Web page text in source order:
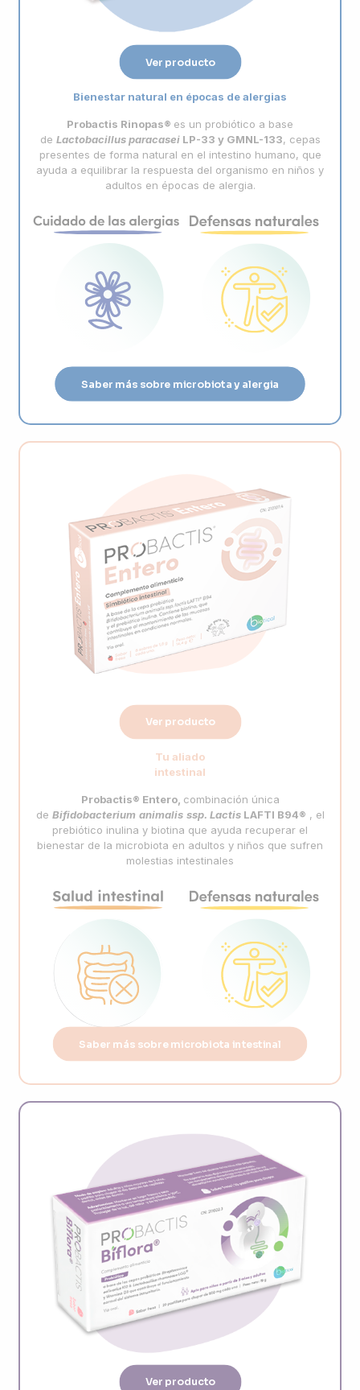
Ver producto
Bienestar natural en épocas de alergias
Probactis Rinopas® es un probiótico a base
de Lactobacillusparacasei LP-33 y GMNL-133, cepas
presentes de forma natural en el intestino humano, que
ayuda a equilibrar la respuesta del organismo en niños y
adultos en épocas de alergia.
Saber más sobre microbiota y alergia
Saber más sobre microbiota y alergia
Ver producto
Tu aliado
intestinal
Probactis® Entero, combinación única
de Bifidobacterium animalis ssp. LactisLAFTI B94® , el
prebiótico inulina y biotina que ayuda recuperar el
bienestar de la microbiota en adultos y niños que sufren
molestias intestinales
Saber más sobre microbiota intestinal
Ver producto